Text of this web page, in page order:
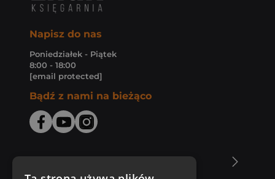
Napisz do nas
Poniedziałek - Piątek
8:00 - 18:00
[email protected]
Bądź z nami na bieżąco